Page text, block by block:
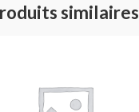
similaires